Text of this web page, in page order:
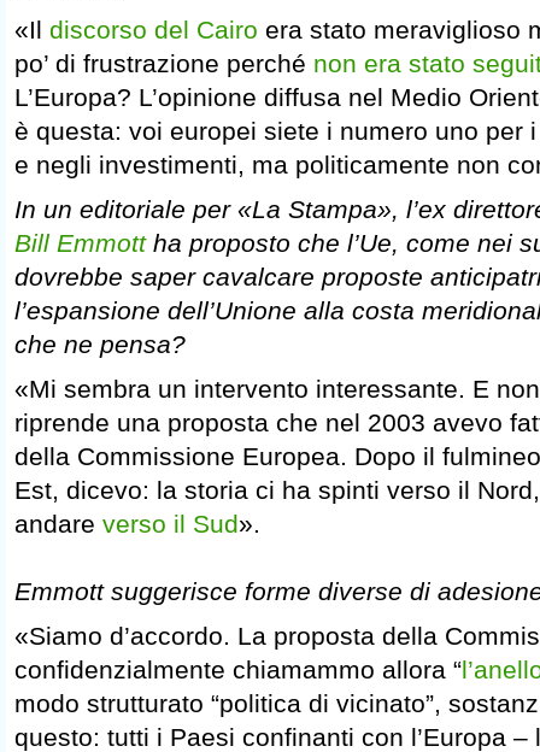
«Il discorso del Cairo era stato meraviglioso
po’ di frustrazione perché non era stato
L’Europa? L’opinione diffusa nel Medio
è questa: voi europei siete i numero uno per
e negli investimenti, ma politicamente non
In un editoriale per «La Stampa», l’ex
Bill Emmottha proposto che l’Ue, come nei
dovrebbe saper cavalcare proposte
l’espansione dell’Unione alla costa
che ne pensa?
«Mi sembra un intervento interessante. E
riprende una proposta che nel 2003 avevo
della Commissione Europea. Dopo il
Est, dicevo: la storia ci ha spinti verso il
andare verso il Sud».
Emmott suggerisce forme diverse di
«Siamo d’accordo. La proposta della
confidenzialmente chiamammo allora “
modo strutturato “politica di vicinato”,
questo: tutti i Paesi confinanti con l’Europa –